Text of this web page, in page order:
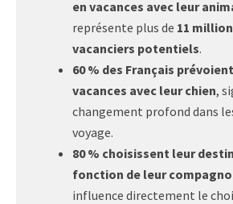
en vacances avec leur
représente plus de 11
vacanciers potentiels.
60 % des Français
vacances avec leur chien,
changement profond dans
voyage.
80 % choisissent leur
fonction de leur
influence directement le